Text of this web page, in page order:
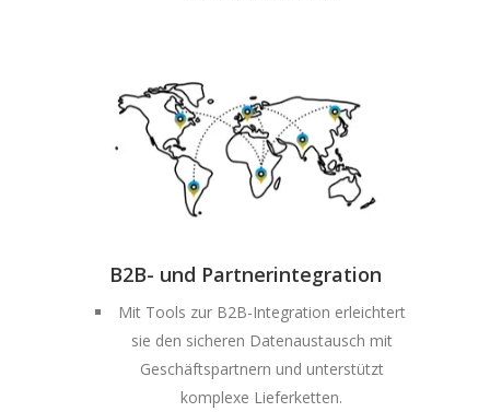
B2B- und Partnerintegration
Mit Tools zur B2B-Integration erleichtert
sie den sicheren Datenaustausch mit
Geschäftspartnern und unterstützt
komplexe Lieferketten.